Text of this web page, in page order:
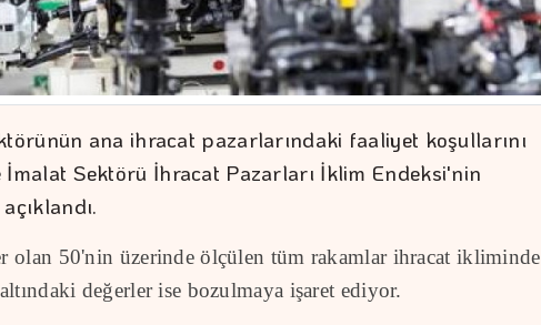
ana ihracat pazarlarındaki faaliyet koşullarını
İmalat Sektörü İhracat Pazarları İklim Endeksi'nin
olan 50'nin üzerinde ölçülen tüm rakamlar ihracat ikliminde
değerler ise bozulmaya işaret ediyor.